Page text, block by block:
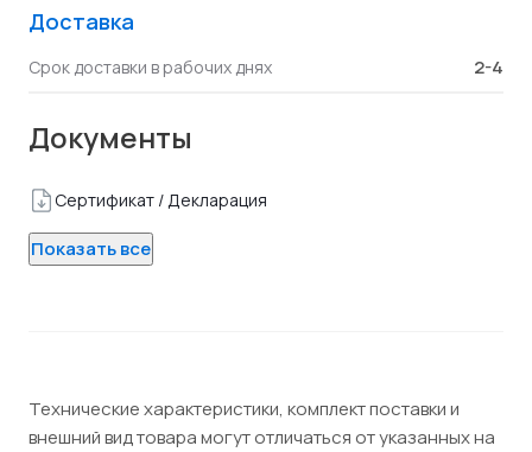
Доставка
Срок доставки в рабочих днях 2-4
Документы
Сертификат / Декларация
Показать все
Технические характеристики, комплект поставки и
внешний вид товара могут отличаться от указанных на